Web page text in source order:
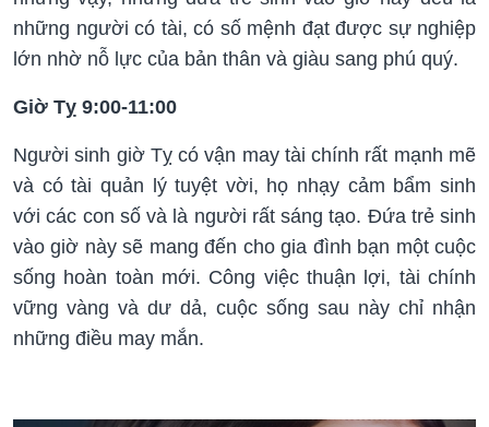
những người có tài, có số mệnh đạt được sự nghiệp
lớn nhờ nỗ lực của bản thân và giàu sang phú quý.
Giờ Tỵ 9:00-11:00
Người sinh giờ Tỵ có vận may tài chính rất mạnh mẽ
và có tài quản lý tuyệt vời, họ nhạy cảm bẩm sinh
với các con số và là người rất sáng tạo. Đứa trẻ sinh
vào giờ này sẽ mang đến cho gia đình bạn một cuộc
sống hoàn toàn mới. Công việc thuận lợi, tài chính
vững vàng và dư dả, cuộc sống sau này chỉ nhận
những điều may mắn.